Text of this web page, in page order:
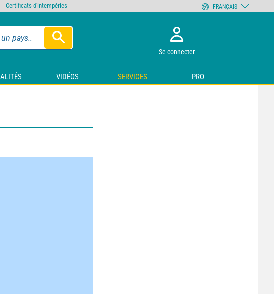
Se connecter
VIDÉOS SERVICES PRO
Certificats d'intempéries FRANÇAIS